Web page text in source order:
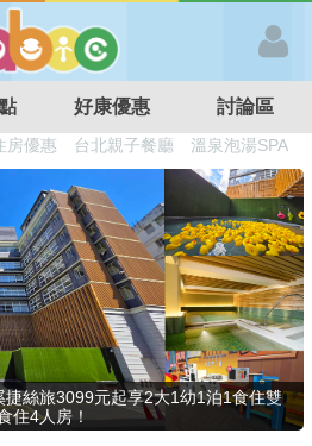
好康優惠 討論區
廠 DIY摘果
日本親子景點
北親子餐廳 溫泉泡湯SPA
絲旅3099元起享2大1幼1泊1食住雙
住4人房！